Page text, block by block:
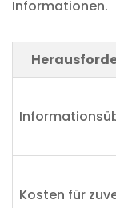
Informationen.
Kosten für